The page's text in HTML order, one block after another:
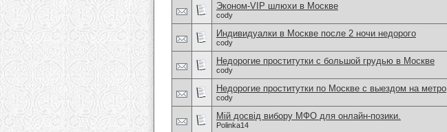
Эконом-VIP шлюхи в Москве
cody
Индивидуалки в Москве после 2 ночи недорого
cody
Недорогие проститутки с большой грудью в Москве
cody
Недорогие проститутки по Москве с выездом на метро
cody
Мій досвід вибору МФО для онлайн-позики.
Polinka14